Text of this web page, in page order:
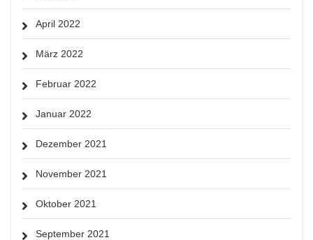
April 2022
März 2022
Februar 2022
Januar 2022
Dezember 2021
November 2021
Oktober 2021
September 2021